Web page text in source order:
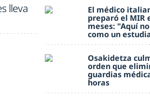
lleva
El médico
preparó el MIR
meses: "Aquí
como un
Osakidetza
orden que
guardias
horas